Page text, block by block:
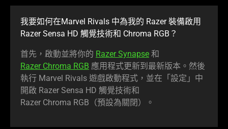
我要如何在Marvel Rivals 中為我的 Razer 裝備啟用
Razer Sensa HD 觸覺技術和 Chroma RGB？
首先，啟動並將你的 Razer Synapse 和
Razer Chroma RGB 應用程式更新到最新版本。然後
執行 Marvel Rivals 遊戲啟動程式，並在「設定」中
開啟 Razer Sensa HD 觸覺技術和
Razer Chroma RGB（預設為關閉）。